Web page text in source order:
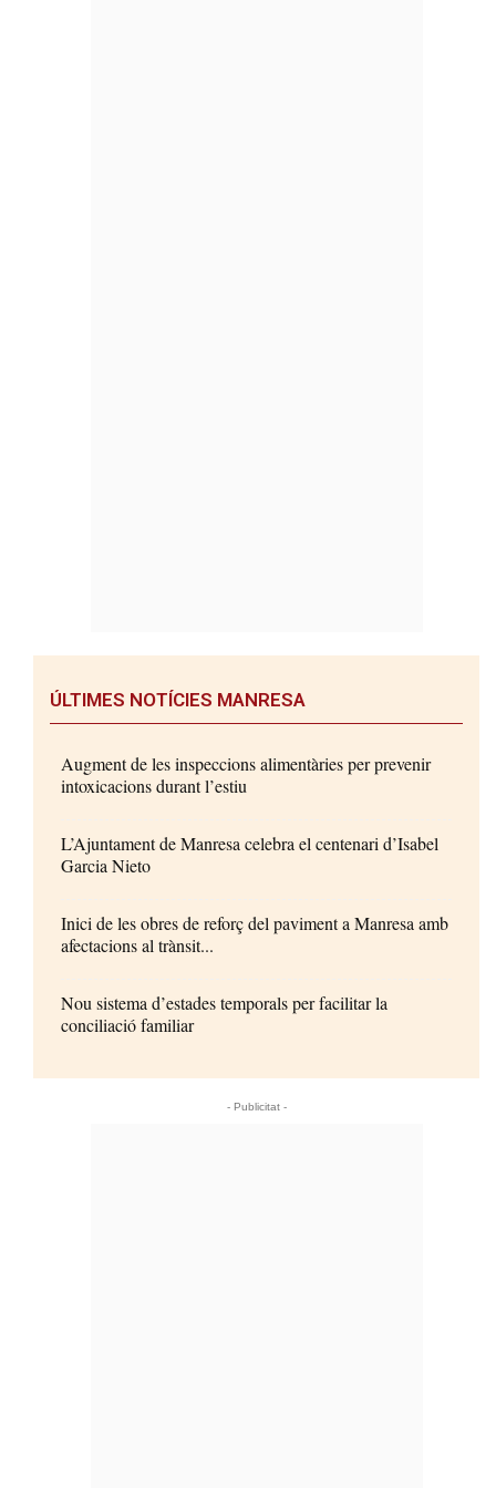
ÚLTIMES NOTÍCIES MANRESA
Augment de les inspeccions alimentàries per prevenir
intoxicacions durant l’estiu
L’Ajuntament de Manresa celebra el centenari d’Isabel
Garcia Nieto
Inici de les obres de reforç del paviment a Manresa amb
afectacions al trànsit...
Nou sistema d’estades temporals per facilitar la
conciliació familiar
- Publicitat -